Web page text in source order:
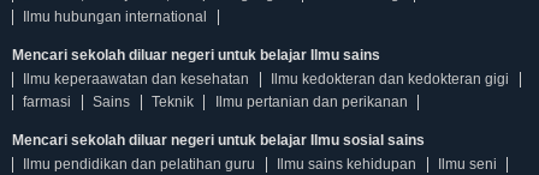
Ilmu hubungan international
Mencari sekolah diluar negeri untuk belajar Ilmu sains
Ilmu keperaawatan dan kesehatan
Ilmu kedokteran dan kedokteran gigi
farmasi
Sains Teknik Ilmu pertanian dan perikanan
Mencari sekolah diluar negeri untuk belajar Ilmu sosial sains
Ilmu pendidikan dan pelatihan guru
Ilmu sains kehidupan
Ilmu seni